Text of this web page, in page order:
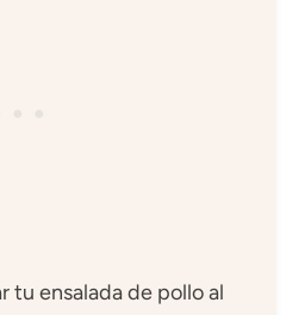
tu ensalada de pollo al